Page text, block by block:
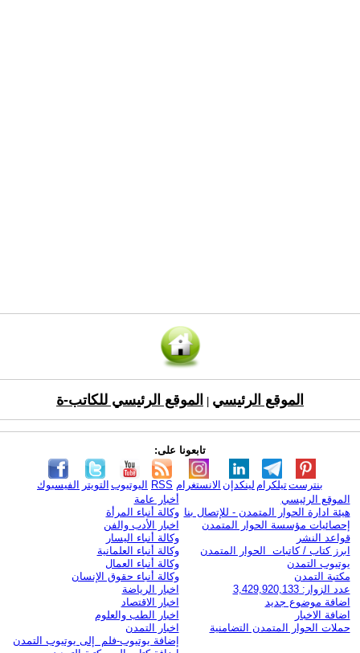
الموقع الرئيسي الموقع الرئيسي للكاتب-ة
تابعونا على:
الفيسبوك التويتر اليوتيوب RSS الانستغرام لينكدإن تيلكرامبنترست
الموقع الرئيسي
هيئة ادارة الحوار المتمدن - للإتصال بنا
إحصائيات مؤسسة الحوار المتمدن
قواعد النشر
ابرز كتاب / كاتبات الحوار المتمدن
يوتيوب التمدن
مكتبة التمدن
عدد الزوار: 3,429,920,133
اضافة موضوع جديد
اضافة الاخبار
حملات الحوار المتمدن التضامنية
أخبار عامة
وكالة أنباء المرأة
اخبار الأدب والفن
وكالة أنباء اليسار
وكالة أنباء العلمانية
وكالة أنباء العمال
وكالة أنباء حقوق الإنسان
اخبار الرياضة
اخبار الاقتصاد
اخبار الطب والعلوم
اخبار التمدن
إضافة يوتيوب-فلم إلى يوتيوب التمدن